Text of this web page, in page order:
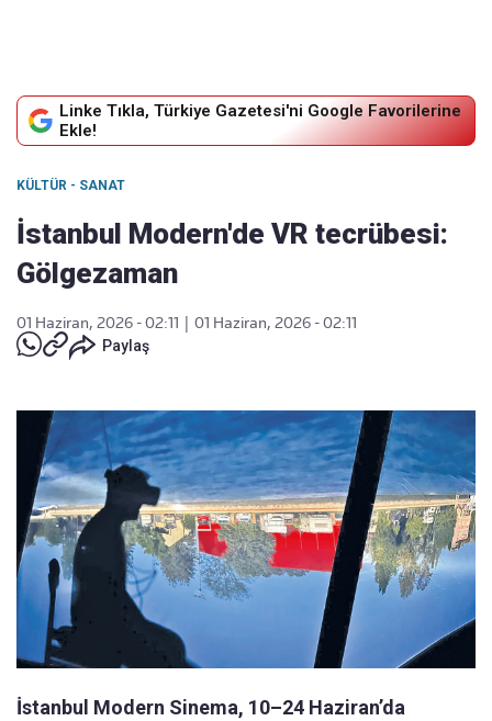
Linke Tıkla, Türkiye Gazetesi'ni Google Favorilerine
Ekle!
KÜLTÜR - SANAT
İstanbul Modern'de VR tecrübesi:
Gölgezaman
01 Haziran, 2026 - 02:11
01 Haziran, 2026 - 02:11
Paylaş
İstanbul Modern Sinema, 10–24 Haziran’da